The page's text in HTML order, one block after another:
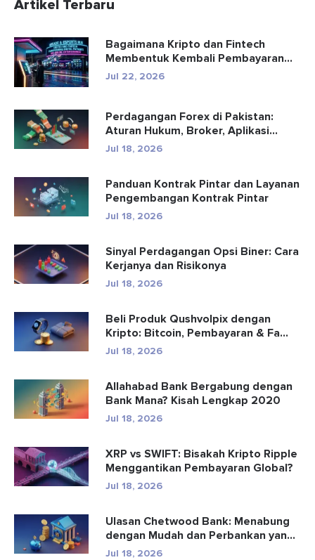
Artikel Terbaru
Bagaimana Kripto dan Fintech
Membentuk Kembali Pembayaran
dan Hibu...
Jul 22, 2026
Perdagangan Forex di Pakistan:
Aturan Hukum, Broker, Aplikasi
Perd...
Jul 18, 2026
Panduan Kontrak Pintar dan Layanan
Pengembangan Kontrak Pintar
Jul 18, 2026
Sinyal Perdagangan Opsi Biner: Cara
Kerjanya dan Risikonya
Jul 18, 2026
Beli Produk Qushvolpix dengan
Kripto: Bitcoin, Pembayaran & Fa...
Jul 18, 2026
Allahabad Bank Bergabung dengan
Bank Mana? Kisah Lengkap 2020
Jul 18, 2026
XRP vs SWIFT: Bisakah Kripto Ripple
Menggantikan Pembayaran Global?
Jul 18, 2026
Ulasan Chetwood Bank: Menabung
dengan Mudah dan Perbankan yang
Aman
Jul 18, 2026